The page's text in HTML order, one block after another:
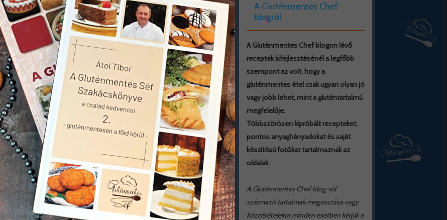
A Gluténmentes Chef
blogról
A Gluténmentes Chef blogon lévő
receptek kifejlesztésénél a legfőbb
szempont az volt, hogy a
gluténmentes étel csak ugyan olyan jó
vagy jobb lehet, mint a gluténtartalmú
megfelelője.
Többszörösen kipróbált recepteket,
pontos anyaghányadokat és saját
készítésű fotókat tartalmaznak az
oldalak.
A Gluténmentes Chef blog-ról
származó tartalmak megosztása vagy
közzétételekor minden esetben kérjük a